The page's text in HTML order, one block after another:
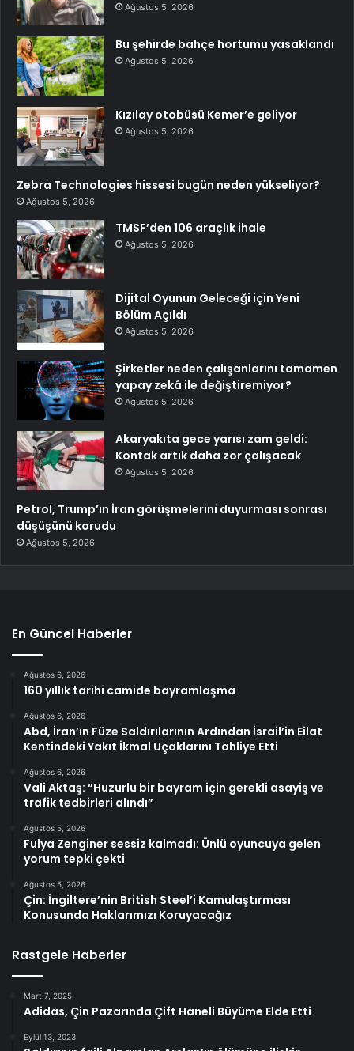
Ağustos 5, 2026
Bu şehirde bahçe hortumu yasaklandı
Ağustos 5, 2026
Kızılay otobüsü Kemer’e geliyor
Ağustos 5, 2026
Zebra Technologies hissesi bugün neden yükseliyor?
Ağustos 5, 2026
TMSF’den 106 araçlık ihale
Ağustos 5, 2026
Dijital Oyunun Geleceği için Yeni
Bölüm Açıldı
Ağustos 5, 2026
Şirketler neden çalışanlarını tamamen
yapay zekâ ile değiştiremiyor?
Ağustos 5, 2026
Akaryakıta gece yarısı zam geldi:
Kontak artık daha zor çalışacak
Ağustos 5, 2026
Petrol, Trump’ın İran görüşmelerini duyurması sonrası
düşüşünü korudu
Ağustos 5, 2026
En Güncel Haberler
Ağustos 6, 2026
160 yıllık tarihi camide bayramlaşma
Ağustos 6, 2026
Abd, İran’ın Füze Saldırılarının Ardından İsrail’in Eilat
Kentindeki Yakıt İkmal Uçaklarını Tahliye Etti
Ağustos 6, 2026
Vali Aktaş: “Huzurlu bir bayram için gerekli asayiş ve
trafik tedbirleri alındı”
Ağustos 5, 2026
Fulya Zenginer sessiz kalmadı: Ünlü oyuncuya gelen
yorum tepki çekti
Ağustos 5, 2026
Çin: İngiltere’nin British Steel’i Kamulaştırması
Konusunda Haklarımızı Koruyacağız
Rastgele Haberler
Mart 7, 2025
Adidas, Çin Pazarında Çift Haneli Büyüme Elde Etti
Eylül 13, 2023